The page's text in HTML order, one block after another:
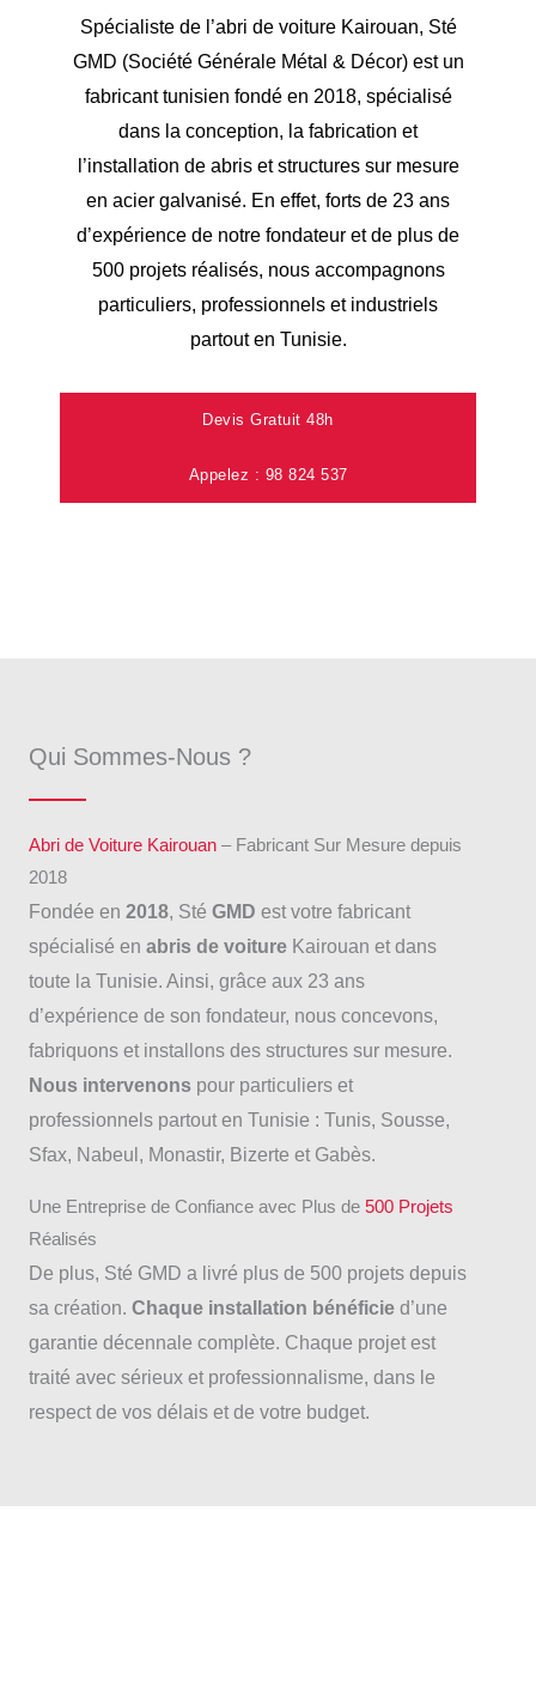
Spécialiste de l’abri de voiture Kairouan, Sté
GMD (Société Générale Métal & Décor) est un
fabricant tunisien fondé en 2018, spécialisé
dans la conception, la fabrication et
l’installation de abris et structures sur mesure
en acier galvanisé. En effet, forts de 23 ans
d’expérience de notre fondateur et de plus de
500 projets réalisés, nous accompagnons
particuliers, professionnels et industriels
partout en Tunisie.
Devis Gratuit 48h
Appelez : 98 824 537
Qui Sommes-Nous ?
Abri de Voiture Kairouan – Fabricant Sur Mesure depuis
2018
Fondée en 2018, Sté GMD est votre fabricant
spécialisé en abris de voiture Kairouan et dans
toute la Tunisie. Ainsi, grâce aux 23 ans
d’expérience de son fondateur, nous concevons,
fabriquons et installons des structures sur mesure.
Nous intervenons pour particuliers et
professionnels partout en Tunisie : Tunis, Sousse,
Sfax, Nabeul, Monastir, Bizerte et Gabès.
Une Entreprise de Confiance avec Plus de 500 Projets
Réalisés
De plus, Sté GMD a livré plus de 500 projets depuis
sa création. Chaque installation bénéficie d’une
garantie décennale complète. Chaque projet est
traité avec sérieux et professionnalisme, dans le
respect de vos délais et de votre budget.